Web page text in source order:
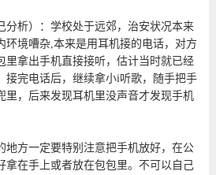
分析）：学校处于远郊，治安状况本来
环境嘈杂,本来是用耳机接的电话，对方
里拿出手机直接接听，估计当时就已经
接完电话后，继续拿小i听歌，随手把手
里，后来发现耳机里没声音才发现手机
地方一定要特别注意把手机放好，在公
拿在手上或者放在包包里。不可以自己